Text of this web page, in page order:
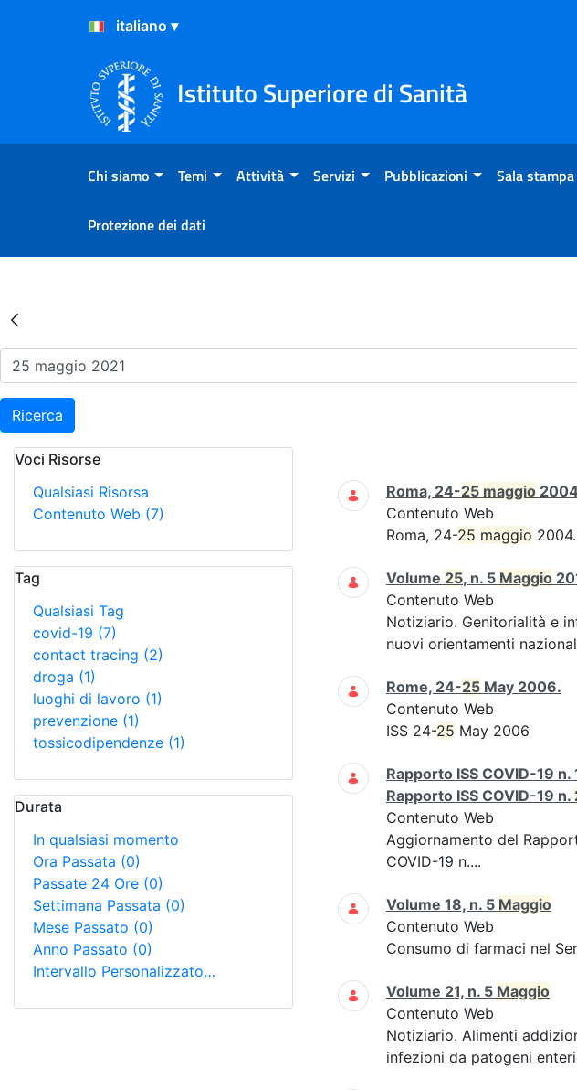
Salta al Contenuto
Salta al Footer
Istituto Superiore di Sanità
Chi siamo Temi Attività Servizi Pubblicazioni Sala stampa
Protezione dei dati
Risultati della Ricerca - Eventi
Ricerca
Voci Risorse
Qualsiasi Risorsa
Contenuto Web (7)
Tag
Qualsiasi Tag
covid-19 (7)
contact tracing (2)
droga (1)
luoghi di lavoro (1)
prevenzione (1)
tossicodipendenze (1)
Durata
In qualsiasi momento
Ora Passata (0)
Passate 24 Ore (0)
Settimana Passata (0)
Mese Passato (0)
Anno Passato (0)
Intervallo Personalizzato…
Ricerca
Roma, 24-25 maggio
Contenuto Web
Roma, 24-25 maggio 2004.
Volume 25, n. 5 Maggio
Contenuto Web
Notiziario. Genitorialità e
nuovi orientamenti
Rome, 24-25 May 2006.
Contenuto Web
ISS 24-25 May 2006
Rapporto ISS COVID-19 n.
Rapporto ISS COVID-19 n.
Contenuto Web
Aggiornamento del
COVID-19 n....
Volume 18, n. 5 Maggio
Contenuto Web
Consumo di farmaci nel
Volume 21, n. 5 Maggio
Contenuto Web
Notiziario. Alimenti
infezioni da patogeni